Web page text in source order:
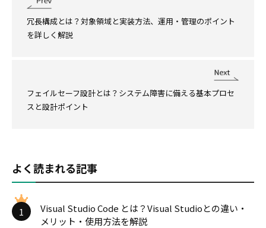
冗長構成とは？対象領域と実装方法、運用・管理のポイント
を詳しく解説
フェイルセーフ設計とは？システム障害に備える基本プロセ
スと設計ポイント
よく読まれる記事
1
Visual Studio Code とは？Visual Studioとの違い・
メリット・使用方法を解説